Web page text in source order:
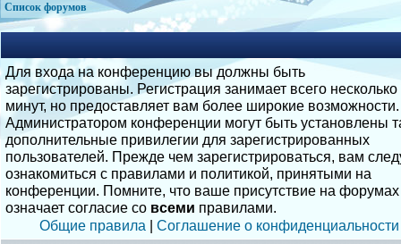
Список форумов
Для входа на конференцию вы должны быть
зарегистрированы. Регистрация занимает всего несколько
минут, но предоставляет вам более широкие возможности.
Администратором конференции могут быть установлены
дополнительные привилегии для зарегистрированных
пользователей. Прежде чем зарегистрироваться, вам
ознакомиться с правилами и политикой, принятыми на
конференции. Помните, что ваше присутствие на форумах
означает согласие со всеми правилами.
Общие правила | Соглашение о конфиденциальности